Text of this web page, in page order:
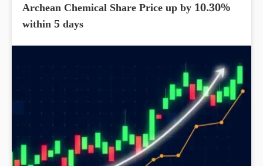
Archean Chemical Share Price up by 10.30%
within 5 days